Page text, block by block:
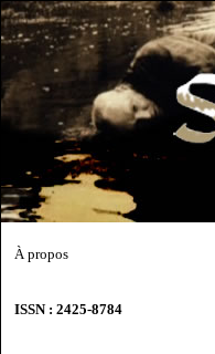
À propos
ISSN : 2425-8784